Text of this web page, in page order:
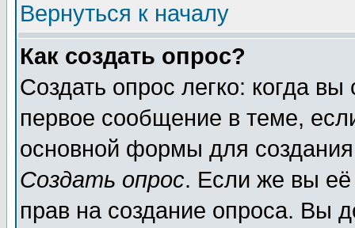
Вернуться к началу
Как создать опрос?
Создать опрос легко: когда
первое сообщение в теме,
основной формы для
Создать опрос. Если же вы её
прав на создание опроса. Вы